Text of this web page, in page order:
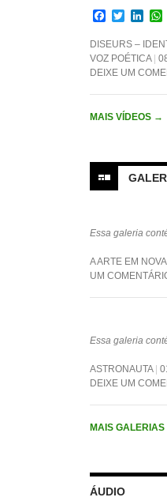
F
c
e
b
o
o
T
i
t
t
e
r
L
n
k
e
d
I
t
DISEURS –
VOZ POÉTICA
DEIXE UM
MAIS VÍDEOS →
Essa galeria
A ARTE EM
UM
Essa galeria
ASTRONAUTA
DEIXE UM
MAIS GALERIAS
ÁUDIO